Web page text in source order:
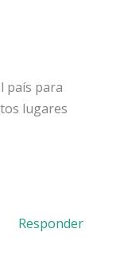
país para
lugares
Responder